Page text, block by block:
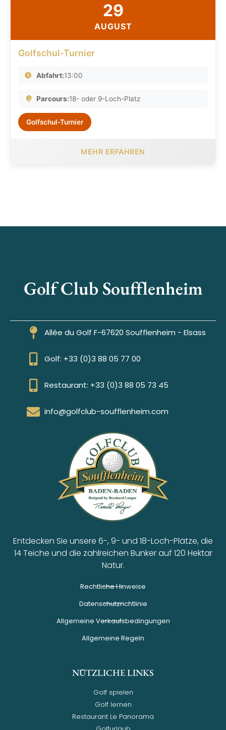
29
AUGUST
Golfschul-Turnier
Abfahrt:13:00
Parcours:18- oder 9-Loch-Platz
Golfschul-Turnier
MEHR ERFAHREN
Golf Club Soufflenheim
Allée du Golf F-67620 Soufflenheim - Elsass
Golf: +33 (0)3 88 05 77 00
Restaurant: +33 (0)3 88 05 73 45
info@golfclub-soufflenheim.com
Entdecken Sie unsere 6-, 9- und 18-Loch-Plätze, die
14 Teiche und die zahlreichen Bunker auf 120 Hektar
Natur.
Rechtliche Hinweise
Datenschutzrichtlinie
Allgemeine Verkaufsbedingungen
Allgemeine Regeln
NÜTZLICHE LINKS
Golf spielen
Golf lernen
Restaurant Le Panorama